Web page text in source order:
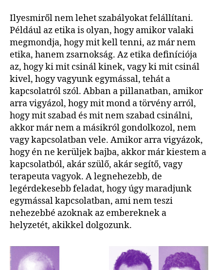
Ilyesmiről nem lehet szabályokat felállítani.
Például az etika is olyan, hogy amikor valaki
megmondja, hogy mit kell tenni, az már nem
etika, hanem zsarnokság. Az etika definíciója
az, hogy ki mit csinál kinek, vagy ki mit csinál
kivel, hogy vagyunk egymással, tehát a
kapcsolatról szól. Abban a pillanatban, amikor
arra vigyázol, hogy mit mond a törvény arról,
hogy mit szabad és mit nem szabad csinálni,
akkor már nem a másikról gondolkozol, nem
vagy kapcsolatban vele. Amikor arra vigyázok,
hogy én ne kerüljek bajba, akkor már kiestem a
kapcsolatból, akár szülő, akár segítő, vagy
terapeuta vagyok. A legnehezebb, de
legérdekesebb feladat, hogy úgy maradjunk
egymással kapcsolatban, ami nem teszi
nehezebbé azoknak az embereknek a
helyzetét, akikkel dolgozunk.